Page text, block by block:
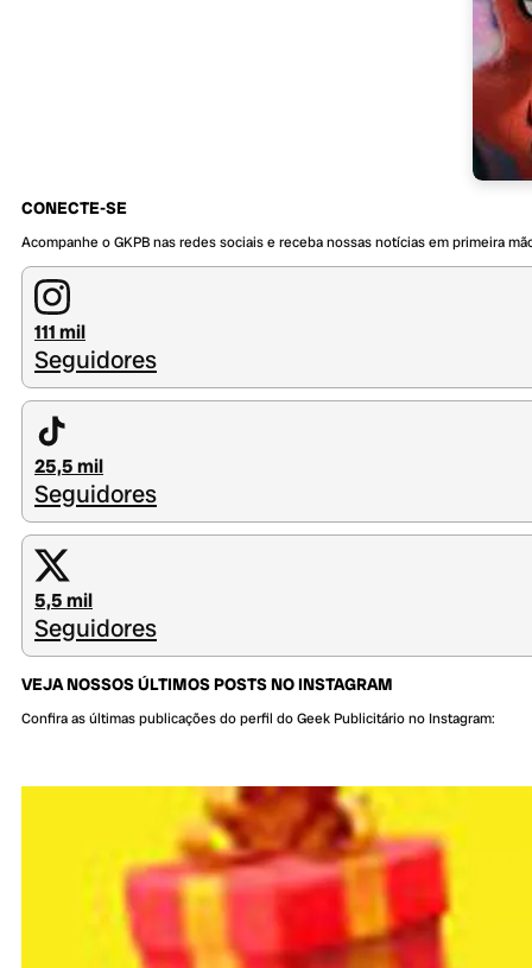
CONECTE-SE
Acompanhe o GKPB nas redes sociais e receba nossas notícias em primeira
111 mil
Seguidores
25,5 mil
Seguidores
5,5 mil
Seguidores
VEJA NOSSOS ÚLTIMOS POSTS NO INSTAGRAM
Confira as últimas publicações do perfil do Geek Publicitário no Instagram: